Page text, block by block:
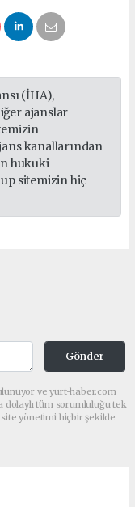
(İHA),
ajanslar
kanallarından
hukuki
sitemizin hiç
Gönder
ve yurt-haber.com
dolaylı tüm sorumluluğu tek
site yönetimi hiçbir şekilde